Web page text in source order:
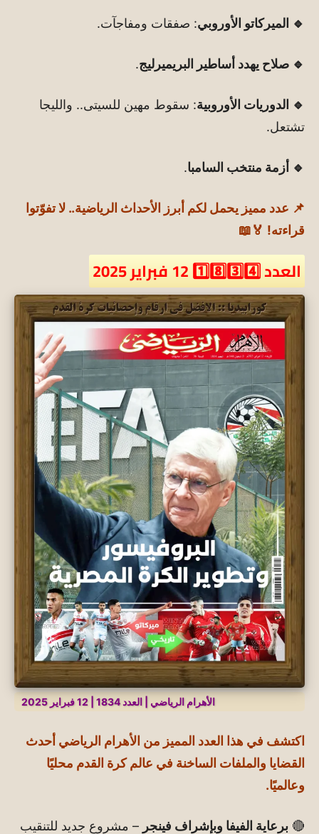
🔹 الميركاتو الأوروبي: صفقات ومفاجآت.
🔹 صلاح يهدد أساطير البريميرليج.
🔹 الدوريات الأوروبية: سقوط مهين للسيتى.. والليجا
تشتعل.
🔹 أزمة منتخب السامبا.
📌 عدد مميز يحمل لكم أبرز الأحداث الرياضية.. لا تفوّتوا
قراءته! 🏅📖
العدد 1️⃣8️⃣3️⃣4️⃣ 12 فبراير 2025
الأهرام الرياضي | العدد 1834 | 12 فبراير 2025
اكتشف في هذا العدد المميز من الأهرام الرياضي أحدث
القضايا والملفات الساخنة في عالم كرة القدم محليًا
وعالميًا.
🔴 برعاية الفيفا وبإشراف فينجر – مشروع جديد للتنقيب